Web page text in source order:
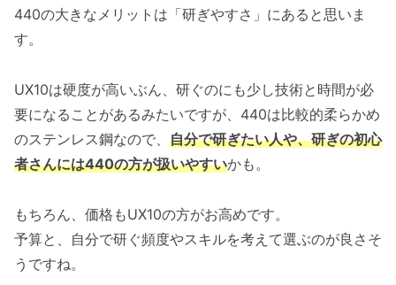
440の大きなメリットは「研ぎやすさ」にあると思いま
す。
UX10は硬度が高いぶん、研ぐのにも少し技術と時間が必
要になることがあるみたいですが、440は比較的柔らかめ
のステンレス鋼なので、 自分で研ぎたい人や、研ぎの初心
者さんには440の方が扱いやすいかも。
もちろん、価格もUX10の方がお高めです。
予算と、自分で研ぐ頻度やスキルを考えて選ぶのが良さそ
うですね。